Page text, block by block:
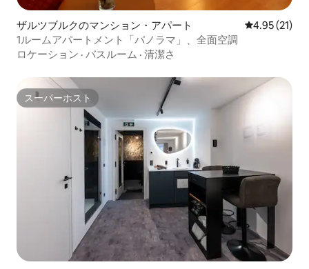
ザルツブルクのマンション・アパート レビュー21
4.95 (21)
1ルームアパートメント「パノラマ」、全面空調
ロケーション · バスルーム · 清潔さ
スーパーホスト
スーパーホスト